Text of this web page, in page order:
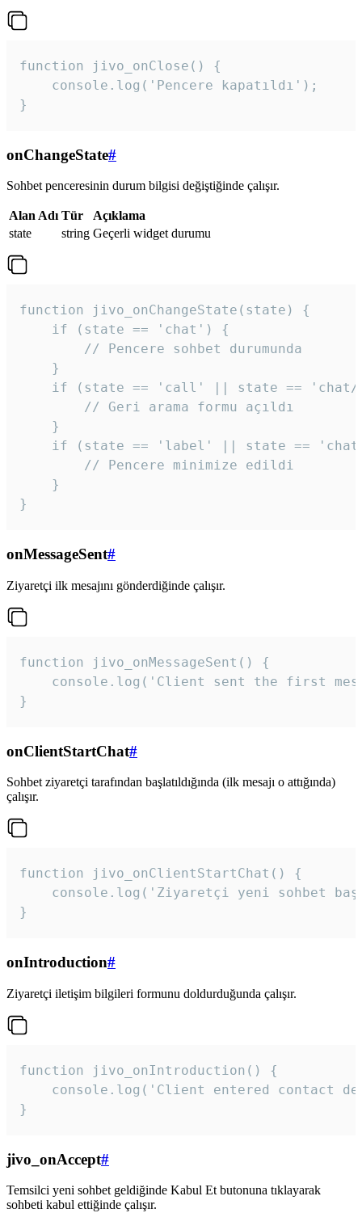
function jivo_onClose() {
    console.log('Pencere kapatıldı');
}
onChangeState#
Sohbet penceresinin durum bilgisi değiştiğinde çalışır.
Alan Adı Tür
Açıklama
state
string Geçerli widget durumu
function jivo_onChangeState(state) {
    if (state == 'chat') {
        // Pencere sohbet durumunda
    }
if (state == 'call' || state ==
        // Geri arama formu açıldı
    }
if (state == 'label' || state ==
        // Pencere minimize edildi
    }
}
onMessageSent#
Ziyaretçi ilk mesajını gönderdiğinde çalışır.
function jivo_onMessageSent() {
console.log('Client sent the first
}
onClientStartChat#
Sohbet ziyaretçi tarafından başlatıldığında (ilk mesajı o attığında)
çalışır.
function jivo_onClientStartChat() {
console.log('Ziyaretçi yeni sohbet
}
onIntroduction#
Ziyaretçi iletişim bilgileri formunu doldurduğunda çalışır.
function jivo_onIntroduction() {
console.log('Client entered contact
}
jivo_onAccept#
Temsilci yeni sohbet geldiğinde Kabul Et butonuna tıklayarak
sohbeti kabul ettiğinde çalışır.